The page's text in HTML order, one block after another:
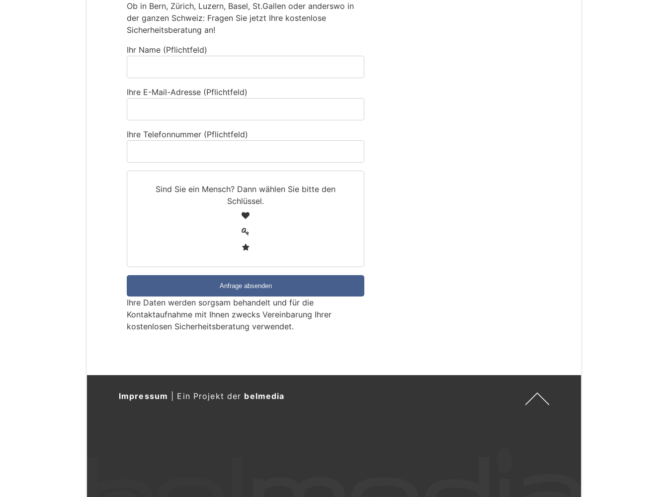
Ob in Bern, Zürich, Luzern, Basel, St.Gallen oder anderswo in
der ganzen Schweiz: Fragen Sie jetzt Ihre kostenlose
Sicherheitsberatung an!
Ihr Name (Pflichtfeld)
Ihre E-Mail-Adresse (Pflichtfeld)
Ihre Telefonnummer (Pflichtfeld)
Sind Sie ein Mensch? Dann wählen Sie bitte den
Schlüssel.
e
i
n
M
Ihre Daten werden sorgsam behandelt und für die
Kontaktaufnahme mit Ihnen zwecks Vereinbarung Ihrer
kostenlosen Sicherheitsberatung verwendet.
Impressum Ein Projekt der belmedia